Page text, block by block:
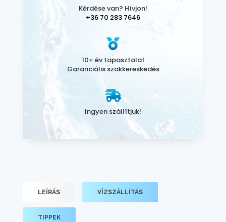
Kérdése van? Hívjon!
+36 70 283 7646
10+ év tapasztalat
Garanciális szakkereskedés
Ingyen szállítjuk!
LEÍRÁS VÍZSZÁLLÍTÁS
TIPPEK